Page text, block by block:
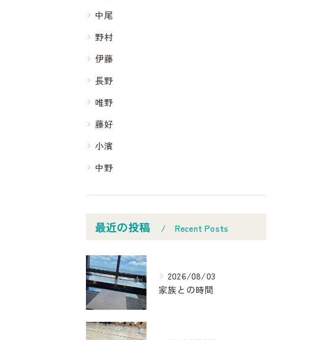
中尾
野村
伊藤
長野
唯野
藤好
小濱
中野
最近の投稿 Recent Posts
2026/08/03
家族との時間